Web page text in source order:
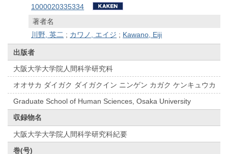
1000020335334
著者名
川野, 英二 ; カワノ, エイジ ; Kawano, Eiji
出版者
大阪大学大学院人間科学研究科
オオサカ ダイガク ダイガクイン ニンゲン カガク ケンキュウカ
Graduate School of Human Sciences, Osaka University
収録物名
大阪大学大学院人間科学研究科紀要
巻(号)